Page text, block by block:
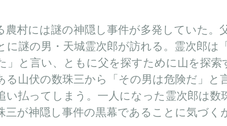
農村には謎の神隠し事件が多発していた。
に謎の男・天城霊次郎が訪れる。霊次郎は
」と言い、ともに父を探すために山を探索
る山伏の数珠三から「その男は危険だ」と
い払ってしまう。一人になった霊次郎は数
三が神隠し事件の黒幕であることに気づく